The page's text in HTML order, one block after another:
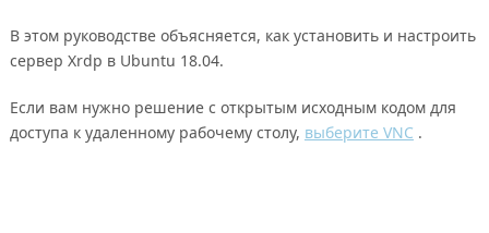
В этом руководстве объясняется, как установить и настроить
сервер Xrdp в Ubuntu 18.04.
Если вам нужно решение с открытым исходным кодом для
доступа к удаленному рабочему столу, выберите VNC .